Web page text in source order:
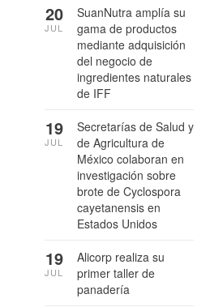
SuanNutra amplía su
gama de productos
mediante adquisición
del negocio de
ingredientes naturales
de IFF
20
JUL
Secretarías de Salud y
de Agricultura de
México colaboran en
investigación sobre
brote de Cyclospora
cayetanensis en
Estados Unidos
19
JUL
Alicorp realiza su
primer taller de
panadería
19
JUL